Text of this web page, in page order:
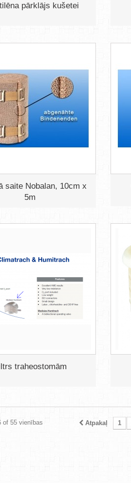
pārklājs kušetei
saite Nobalan, 10cm x
5m
traheostomām
Atpakaļ 1
of 55 vienības